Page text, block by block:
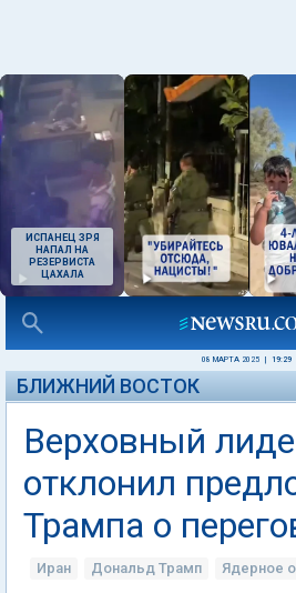
ИСПАНЕЦ ЗРЯ
НАПАЛ НА
РЕЗЕРВИСТА
ЦАХАЛА
08 МАРТА 2025 19:29
БЛИЖНИЙ ВОСТОК
Верховный
отклонил
Трампа о
Иран Дональд Трамп Ядерное